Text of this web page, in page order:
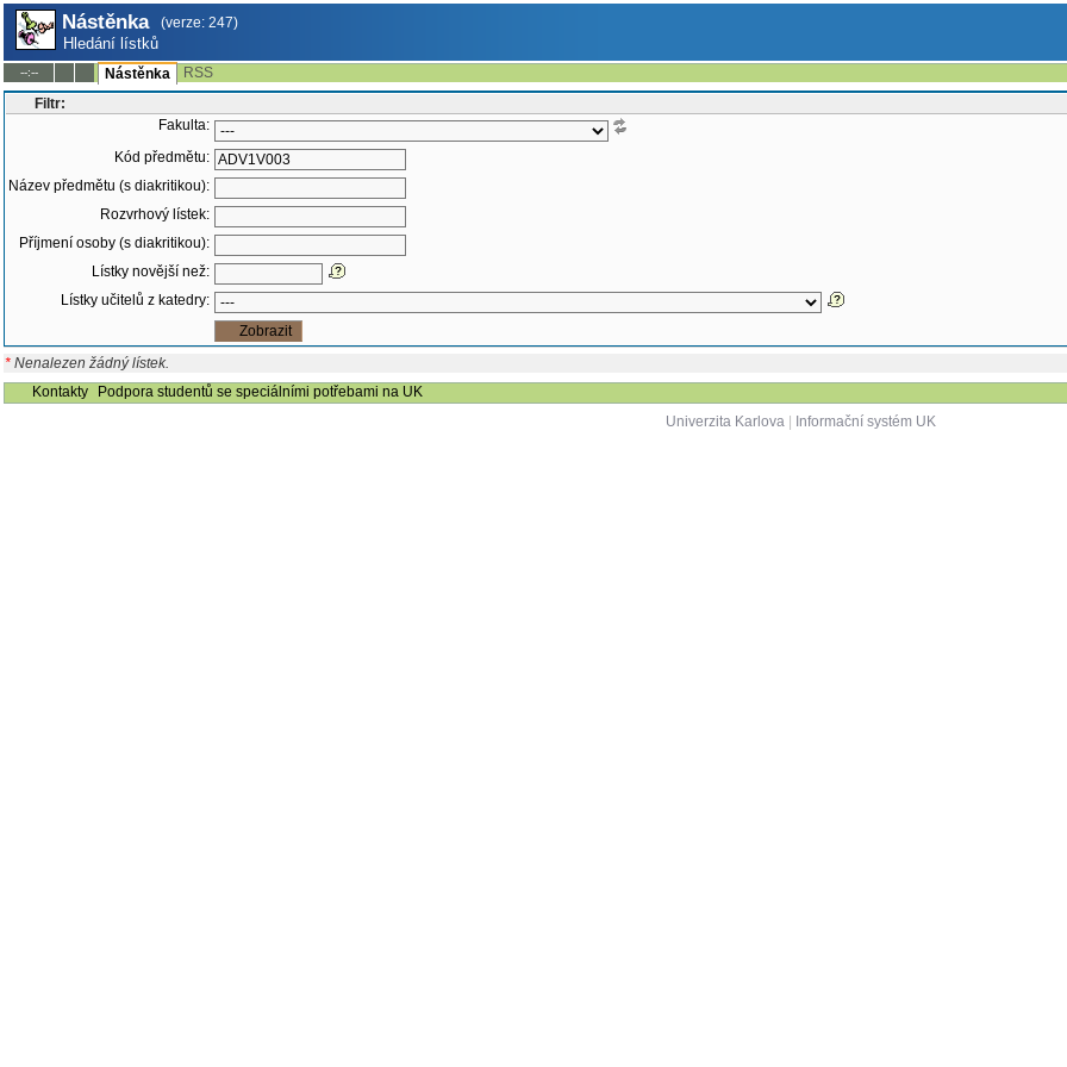
Nástěnka (verze: 247)
Hledání lístků
--:-- Nástěnka
RSS
Filtr:
Fakulta:
Kód předmětu:
Název předmětu (s diakritikou):
Rozvrhový lístek:
Příjmení osoby (s diakritikou):
Lístky novější než:
Lístky učitelů z katedry:
* Nenalezen žádný lístek.
Kontakty
Podpora studentů se speciálními potřebami na UK
Univerzita Karlova| Informační systém UK